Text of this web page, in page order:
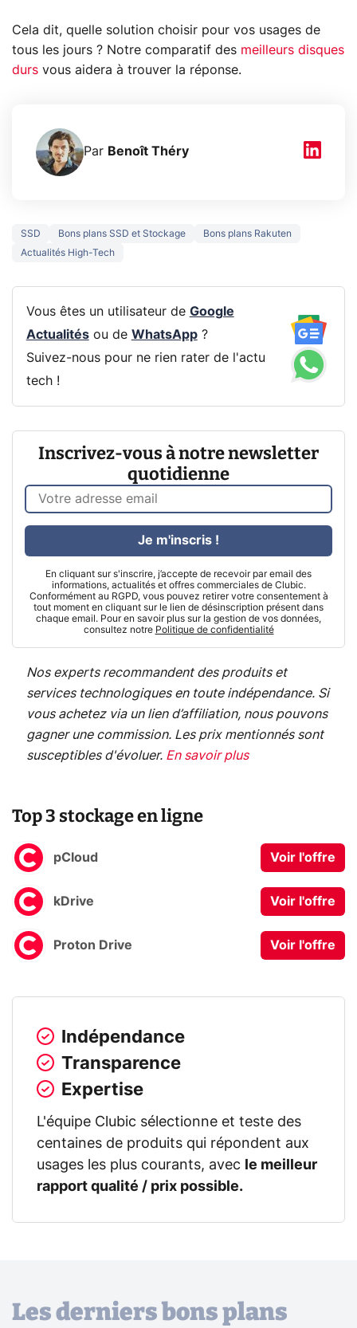
Cela dit, quelle solution choisir pour vos usages de
tous les jours ? Notre comparatif des meilleurs disques
durs vous aidera à trouver la réponse.
Par Benoît Théry
SSD Bons plans SSD et Stockage
Bons plans Rakuten
Actualités High-Tech
Vous êtes un utilisateur de Google
Actualitésou de WhatsApp?
Suivez-nous pour ne rien rater de l'actu
tech !
Inscrivez-vous à notre newsletter
quotidienne
En cliquant sur s'inscrire, j’accepte de recevoir par email des
informations, actualités et offres commerciales de Clubic.
Conformément au RGPD, vous pouvez retirer votre consentement à
tout moment en cliquant sur le lien de désinscription présent dans
chaque email. Pour en savoir plus sur la gestion de vos données,
consultez notre Politique de confidentialité
Je m'inscris !
Nos experts recommandent des produits et
services technologiques en toute indépendance. Si
vous achetez via un lien d’affiliation, nous pouvons
gagner une commission. Les prix mentionnés sont
susceptibles d'évoluer. En savoir plus
Top 3 stockage en ligne
pCloud Voir l'offre
kDrive Voir l'offre
Proton Drive Voir l'offre
Indépendance
Transparence
Expertise
L'équipe Clubic sélectionne et teste des
centaines de produits qui répondent aux
usages les plus courants, avec
le meilleur
rapport qualité / prix possible.
Les derniers bons plans